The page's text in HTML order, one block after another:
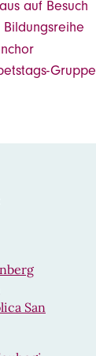
auf Besuch
Gruppe
San